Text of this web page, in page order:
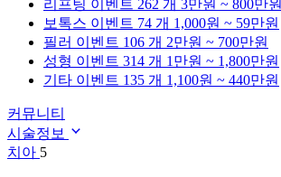
리프팅 이벤트 262 개 3만원 ~ 800만원
보톡스 이벤트 74 개 1,000원 ~ 59만원
필러 이벤트 106 개 2만원 ~ 700만원
성형 이벤트 314 개 1만원 ~ 1,800만원
기타 이벤트 135 개 1,100원 ~ 440만원
커뮤니티
시술정보
치아 5